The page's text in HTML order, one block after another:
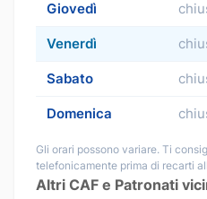
Giovedì
Venerdì
Sabato
Domenica
Gli orari possono variare. Ti
telefonicamente prima di recarti
Altri CAF e Patronati